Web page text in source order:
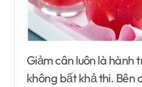
Giảm cân luôn là hành trình gian nan nhưng
không bất khả thi. Bên